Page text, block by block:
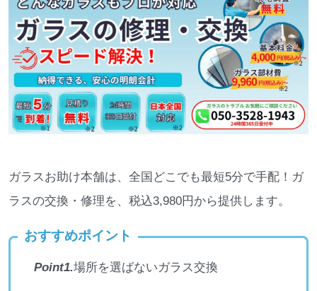
ガラスお助け本舗は、全国どこでも最短5分で手配！ガ
ラスの交換・修理を、税込3,980円から提供します。
おすすめポイント
Point1.場所を選ばないガラス交換